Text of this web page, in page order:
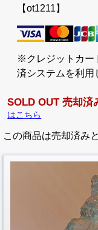
【ot1211】
※クレジットカー
済システムを利用
SOLD OUT 売却済
はこちら
この商品は売却済み